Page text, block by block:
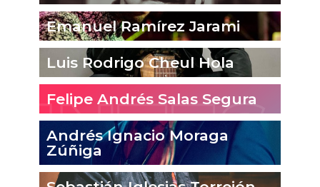
Emanuel Ramírez Jarami
Luis Rodrigo Cheul Hola
Felipe Andrés Salas Segura
Andrés Ignacio Moraga
Zúñiga